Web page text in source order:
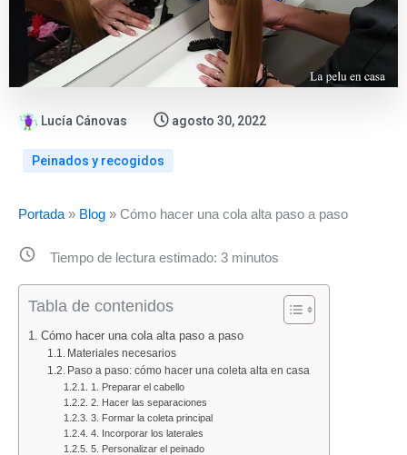
Lucía Cánovas agosto 30, 2022
Peinados y recogidos
Portada » Blog » Cómo hacer una cola alta paso a paso
Tiempo de lectura estimado: 3minutos
Tabla de contenidos
Cómo hacer una cola alta paso a paso
Materiales necesarios
Paso a paso: cómo hacer una coleta alta en casa
1. Preparar el cabello
2. Hacer las separaciones
3. Formar la coleta principal
4. Incorporar los laterales
5. Personalizar el peinado
Folletos
todas
las
ofertas
de
Alimentación
y
Bazar
10
al
16
de
agosto
de
2026:
Findes
descubre
todos
los
folletos
y
promociones
del
mes